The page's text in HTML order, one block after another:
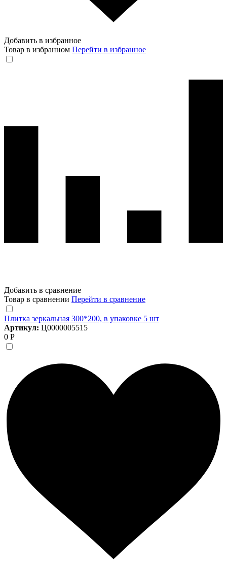
Добавить в избранное
Товар в избранном Перейти в избранное
Добавить в сравнение
Товар в сравнении Перейти в сравнение
Плитка зеркальная 300*200, в упаковке 5 шт
Артикул: Ц0000005515
0 Р